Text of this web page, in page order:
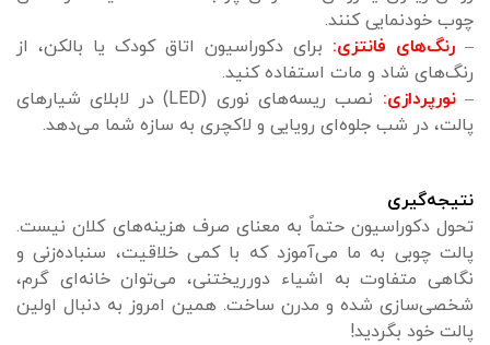
چوب خودنمایی کنند.
– رنگ‌های فانتزی: برای دکوراسیون اتاق کودک یا بالکن، از
رنگ‌های شاد و مات استفاده کنید.
–نورپردازی:
نصب ریسه‌های نوری (LED) در لابلای شیارهای
پالت، در شب جلوه‌ای رویایی و لاکچری به سازه شما می‌دهد.
نتیجه‌گیری
تحول دکوراسیون حتماً به معنای صرف هزینه‌های کلان نیست.
پالت چوبی به ما می‌آموزد که با کمی خلاقیت، سنباده‌زنی و
نگاهی متفاوت به اشیاء دورریختنی، می‌توان خانه‌ای گرم،
شخصی‌سازی شده و مدرن ساخت. همین امروز به دنبال اولین
پالت خود بگردید!